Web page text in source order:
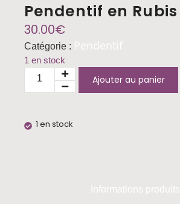
Pendentif en Rubis
30.00€
Catégorie : Pendentif
1 en stock
Ajouter au panier
1 en stock
Informations produits